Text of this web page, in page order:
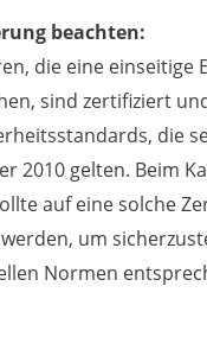
beachten:
die eine einseitige
sind zertifiziert
die
2010 gelten. Beim
auf eine solche
um
Normen